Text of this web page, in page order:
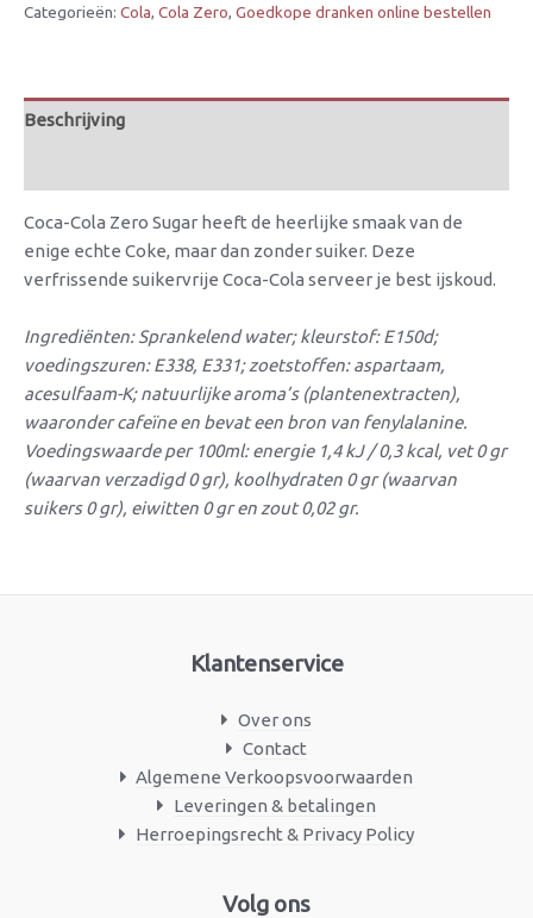
Categorieën: Cola, Cola Zero, Goedkope dranken online bestellen
Beschrijving
Coca-Cola Zero Sugar heeft de heerlijke smaak van de
enige echte Coke, maar dan zonder suiker. Deze
verfrissende suikervrije Coca-Cola serveer je best ijskoud.
Ingrediënten: Sprankelend water; kleurstof: E150d;
voedingszuren: E338, E331; zoetstoffen: aspartaam,
acesulfaam-K; natuurlijke aroma’s (plantenextracten),
waaronder cafeïne en bevat een bron van fenylalanine.
Voedingswaarde per 100ml: energie 1,4 kJ / 0,3 kcal, vet 0 gr
(waarvan verzadigd 0 gr), koolhydraten 0 gr (waarvan
suikers 0 gr), eiwitten 0 gr en zout 0,02 gr.
Klantenservice
Over ons
Contact
Algemene Verkoopsvoorwaarden
Leveringen & betalingen
Herroepingsrecht & Privacy Policy
Volg ons
Facebook